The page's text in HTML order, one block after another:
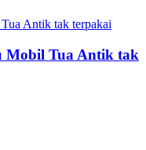
Mobil Tua Antik tak